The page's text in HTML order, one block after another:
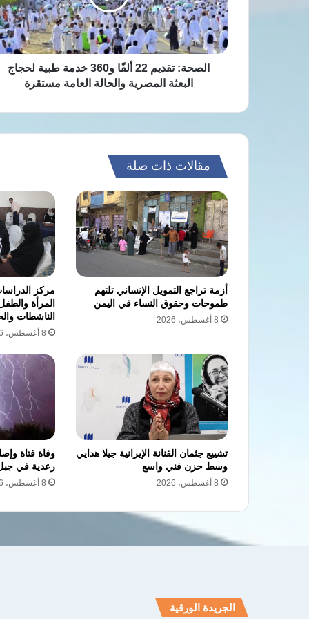
خدمة
طبية
لحجاج
البعثة
المصرية
مستقرة
الصحة: تقديم 22 ألفًا و360 خدمة طبية لحجاج
البعثة المصرية والحالة العامة مستقرة
مقالات ذات صلة
أزمة تراجع التمويل الإنساني تلتهم
طموحات وحقوق النساء في اليمن
8 أغسطس، 2026
مركز
المرأة
الناشطات
8 أغسطس، 2026
تشييع جثمان الفنانة الإيرانية جيلا هدايي
وسط حزن فني واسع
8 أغسطس، 2026
وفاة فتاة
رعدية في
8 أغسطس، 2026
الجريدة الورقية